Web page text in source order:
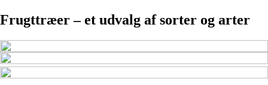
Frugttræer – et udvalg af sorter og arter